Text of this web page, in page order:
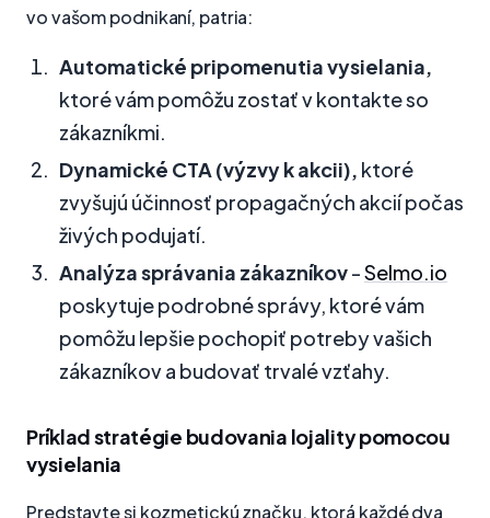
vo vašom podnikaní, patria:
Automatické pripomenutia vysielania,
ktoré vám pomôžu zostať v kontakte so
zákazníkmi.
Dynamické CTA (výzvy k akcii), ktoré
zvyšujú účinnosť propagačných akcií počas
živých podujatí.
Analýza správania zákazníkov-Selmo.io
poskytuje podrobné správy, ktoré vám
pomôžu lepšie pochopiť potreby vašich
zákazníkov a budovať trvalé vzťahy.
Príklad stratégie budovania lojality pomocou
vysielania
Predstavte si kozmetickú značku, ktorá každé dva